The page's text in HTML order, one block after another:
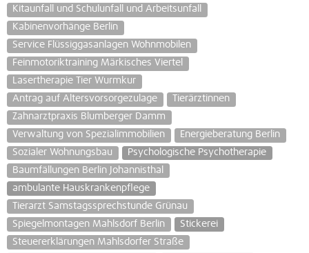
Kitaunfall und Schulunfall und Arbeitsunfall
Kabinenvorhänge Berlin
Service Flüssiggasanlagen Wohnmobilen
Feinmotoriktraining Märkisches Viertel
Lasertherapie Tier Wurmkur
Antrag auf Altersvorsorgezulage
Tierärztinnen
Zahnarztpraxis Blumberger Damm
Verwaltung von Spezialimmobilien
Energieberatung Berlin
Sozialer Wohnungsbau
Psychologische Psychotherapie
Baumfällungen Berlin Johannisthal
ambulante Hauskrankenpflege
Tierarzt Samstagssprechstunde Grünau
Spiegelmontagen Mahlsdorf Berlin
Stickerei
Steuererklärungen Mahlsdorfer Straße